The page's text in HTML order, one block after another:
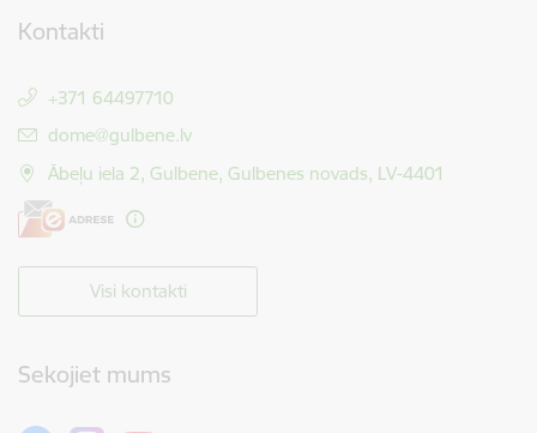
Kontakti
+371 64497710
E-pasts:
dome@gulbene.lv
Ābeļu iela 2, Gulbene, Gulbenes novads, LV-4401
Visi kontakti
Sekojiet mums